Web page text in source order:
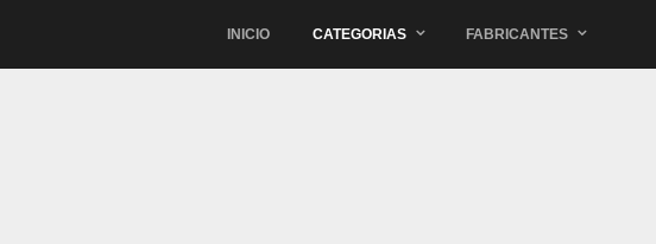
INICIO CATEGORIAS FABRICANTES